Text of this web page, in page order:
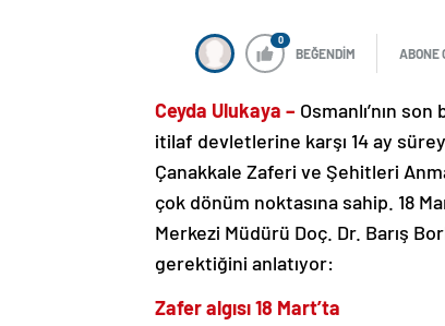
0
BEĞENDİM ABONE
Ceyda Ulukaya – Osmanlı’nın
itilaf devletlerine karşı 14 ay
Çanakkale Zaferi ve Şehitleri
çok dönüm noktasına sahip. 18
Merkezi Müdürü Doç. Dr. Barış
gerektiğini anlatıyor:
Zafer algısı 18 Mart’ta